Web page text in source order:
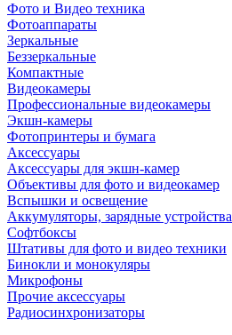
Фото и Видео техника
Фотоаппараты
Зеркальные
Беззеркальные
Компактные
Видеокамеры
Профессиональные видеокамеры
Экшн-камеры
Фотопринтеры и бумага
Аксессуары
Аксессуары для экшн-камер
Объективы для фото и видеокамер
Вспышки и освещение
Аккумуляторы, зарядные устройства
Софтбоксы
Штативы для фото и видео техники
Бинокли и монокуляры
Микрофоны
Прочие аксессуары
Радиосинхронизаторы